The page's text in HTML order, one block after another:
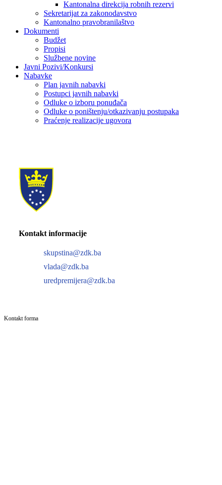
Kantonalna direkcija robnih rezervi
Sekretarijat za zakonodavstvo
Kantonalno pravobranilaštvo
Dokumenti
Budžet
Propisi
Službene novine
Javni Pozivi/Konkursi
Nabavke
Plan javnih nabavki
Postupci javnih nabavki
Odluke o izboru ponuđača
Odluke o poništenju/otkazivanju postupaka
Praćenje realizacije ugovora
Kontakt informacije
skupstina@zdk.ba
vlada@zdk.ba
uredpremijera@zdk.ba
Kontakt forma